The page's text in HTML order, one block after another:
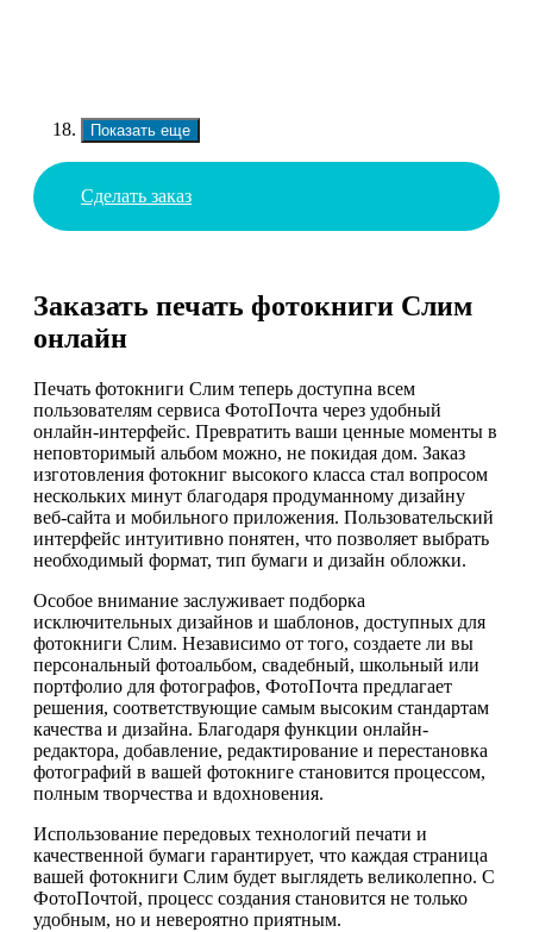
Показать еще
Сделать заказ
Заказать печать фотокниги Слим
онлайн
Печать фотокниги Слим теперь доступна всем
пользователям сервиса ФотоПочта через удобный
онлайн-интерфейс. Превратить ваши ценные моменты в
неповторимый альбом можно, не покидая дом. Заказ
изготовления фотокниг высокого класса стал вопросом
нескольких минут благодаря продуманному дизайну
веб-сайта и мобильного приложения. Пользовательский
интерфейс интуитивно понятен, что позволяет выбрать
необходимый формат, тип бумаги и дизайн обложки.
Особое внимание заслуживает подборка
исключительных дизайнов и шаблонов, доступных для
фотокниги Слим. Независимо от того, создаете ли вы
персональный фотоальбом, свадебный, школьный или
портфолио для фотографов, ФотоПочта предлагает
решения, соответствующие самым высоким стандартам
качества и дизайна. Благодаря функции онлайн-
редактора, добавление, редактирование и перестановка
фотографий в вашей фотокниге становится процессом,
полным творчества и вдохновения.
Использование передовых технологий печати и
качественной бумаги гарантирует, что каждая страница
вашей фотокниги Слим будет выглядеть великолепно. С
ФотоПочтой, процесс создания становится не только
удобным, но и невероятно приятным.